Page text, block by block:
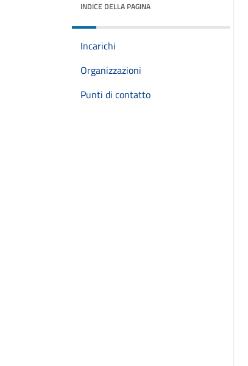
INDICE DELLA PAGINA
Incarichi
Organizzazioni
Punti di contatto